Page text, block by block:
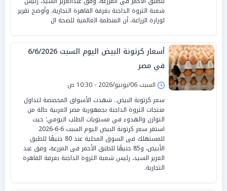
شعبة الثروة الداجنة بغرفة القاهرة التجارية، وأوضح تقرير
لوزارة الزراعة، أن المنظمة العالمية للصحة ال
أسعار كرتونة البيض اليوم السبت 6/6/2026
في مصر
السبت 06/يونيو/2026 - 10:30 ص
سعر كرتونة البيض.. شهدت الأسواق المخصصة لتداول
منتجات الثروة الداجنة بجمهورية مصر العربية حالة من
التوازن والهدوء في مستويات الطلب اليومي؛ حيث
استقر سعر كرتونة البيض اليوم السبت 6-6-2026
للمستهلك فى السوق المحلية عند 80 جنيهًا للطبق
الأبيض، و85 جنيهًا للطبق الأحمر فى المزرعة، وفق عبد
العزيز السيد، رئيس شعبة الثروة الداجنة بغرفة القاهرة
التجارية.